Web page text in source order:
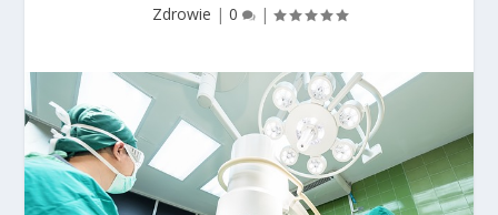
Zdrowie | 0 |